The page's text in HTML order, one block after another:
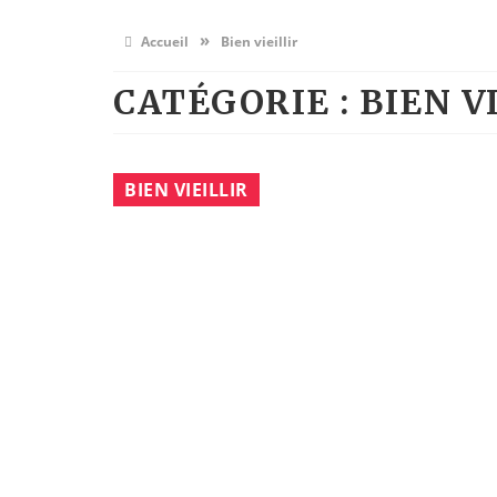
Accueil » Bien vieillir
CATÉGORIE : BIEN
BIEN VIEILLIR